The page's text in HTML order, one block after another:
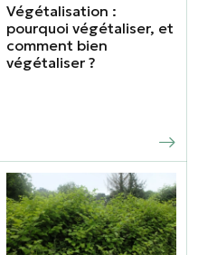
Végétalisation :
pourquoi végétaliser, et
comment bien
végétaliser ?